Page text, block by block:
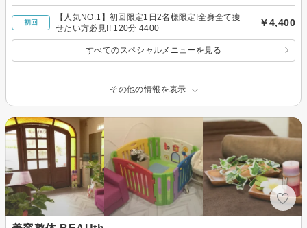
初回
【人気NO.1】初回限定1日2名様限定!全身全て痩
せたい方必見!! 120分 4400
￥4,400
すべてのスペシャルメニューを見る
その他の情報を表示